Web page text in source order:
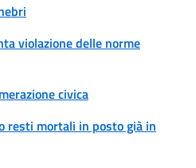
violazione delle norme
civica
resti mortali in posto già in